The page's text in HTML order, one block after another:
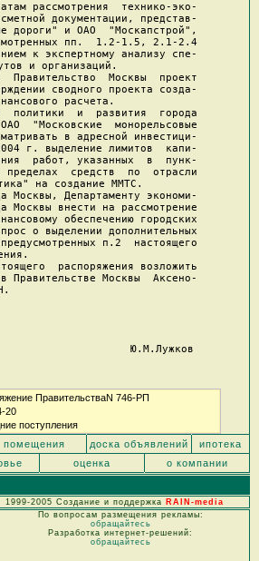
рассмотрения  технико-эко-
документации, представ-
дороги" и ОАО  "Москапстрой",
пп.  1.2-1.5, 2.1-2.4
к экспертному анализу спе-
и организаций.
Правительство  Москвы  проект
сводного проекта созда-
расчета.
политики  и  развития  города
"Московские  монорельсовые
в адресной инвестици-
г. выделение лимитов  капи-
работ, указанных  в  пунк-
средств  по  отрасли
на создание ММТС.
Москвы, Департаменту экономи-
Москвы внести на рассмотрение
обеспечению городских
о выделении дополнительных
п.2  настоящего
распоряжения возложить
Правительстве Москвы  Аксено-
Ю.М.Лужков
ПравительстваN 746-РП
20
поступления
помещения доска объявлений
ипотека
оценка о компании
2005 Создание и поддержка RAIN-media
По вопросам размещения рекламы:
обращайтесь
Разработка интернет-решений:
обращайтесь